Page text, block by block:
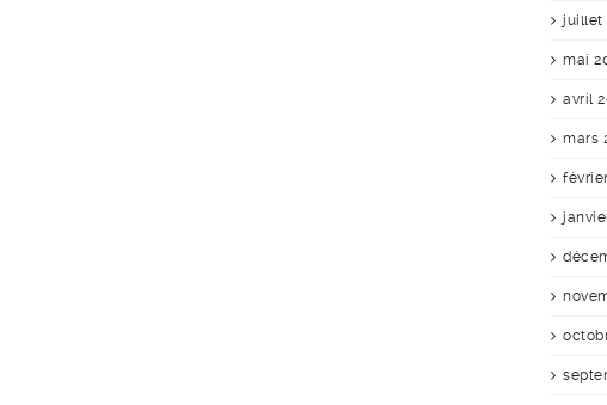
juillet
mai
avril
mars